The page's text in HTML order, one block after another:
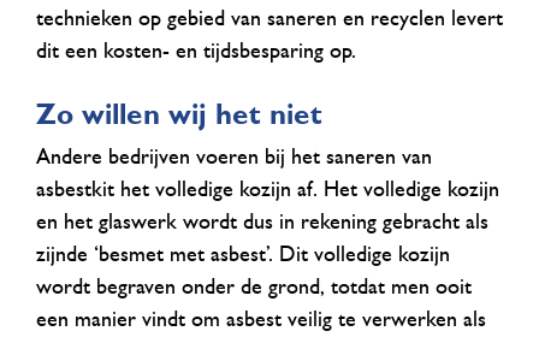
technieken op gebied van saneren en recyclen levert
dit een kosten- en tijdsbesparing op.
Zo willen wij het niet
Andere bedrijven voeren bij het saneren van
asbestkit het volledige kozijn af. Het volledige kozijn
en het glaswerk wordt dus in rekening gebracht als
zijnde ‘besmet met asbest’. Dit volledige kozijn
wordt begraven onder de grond, totdat men ooit
een manier vindt om asbest veilig te verwerken als